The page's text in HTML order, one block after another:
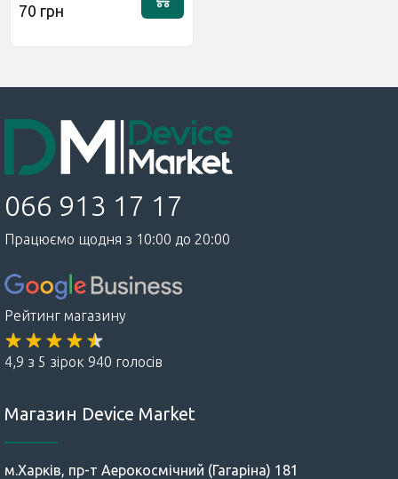
70 грн
066 913 17 17
Працюємо щодня з 10:00 до 20:00
Рейтинг магазину
4,9 з 5 зірок 940 голосів
Магазин Device Market
м.Харків, пр-т Аерокосмічний (Гагаріна) 181